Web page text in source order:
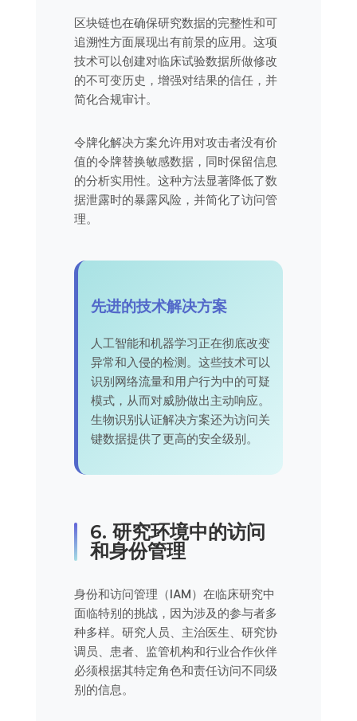
区块链也在确保研究数据的完整性和可
追溯性方面展现出有前景的应用。这项
技术可以创建对临床试验数据所做修改
的不可变历史，增强对结果的信任，并
简化合规审计。
令牌化解决方案允许用对攻击者没有价
值的令牌替换敏感数据，同时保留信息
的分析实用性。这种方法显著降低了数
据泄露时的暴露风险，并简化了访问管
理。
先进的技术解决方案
人工智能和机器学习正在彻底改变
异常和入侵的检测。这些技术可以
识别网络流量和用户行为中的可疑
模式，从而对威胁做出主动响应。
生物识别认证解决方案还为访问关
键数据提供了更高的安全级别。
6. 研究环境中的访问
和身份管理
身份和访问管理（IAM）在临床研究中
面临特别的挑战，因为涉及的参与者多
种多样。研究人员、主治医生、研究协
调员、患者、监管机构和行业合作伙伴
必须根据其特定角色和责任访问不同级
别的信息。